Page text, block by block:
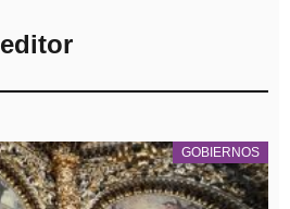
GOBIERNOS